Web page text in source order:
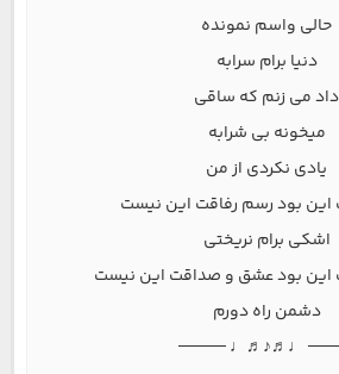
حالی واسم نمونده
دنیا برام سرابه
داد می زنم که ساقی
میخونه بی شرابه
یادی نکردی از من
این بود رسم رفاقت این نیست
اشکی برام نریختی
بود عشق و صداقت این نیست
دشمن راه دورم
──── ♩♬♪♬♩